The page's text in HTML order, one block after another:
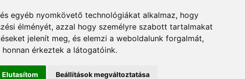
egyéb nyomkövető technológiákat alkalmaz, hogy
élményét, azzal hogy személyre szabott tartalmakat
jelenít meg, és elemzi a weboldalunk forgalmát,
érkeztek a látogatóink.
Elutasítom Beállítások megváltoztatása